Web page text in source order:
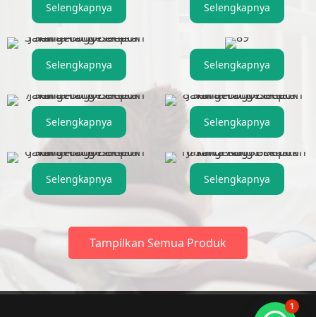
Selengkapnya Selengkapnya
Selengkapnya Selengkapnya
Selengkapnya Selengkapnya
Selengkapnya Selengkapnya
Tampilkan Semua Produk
1